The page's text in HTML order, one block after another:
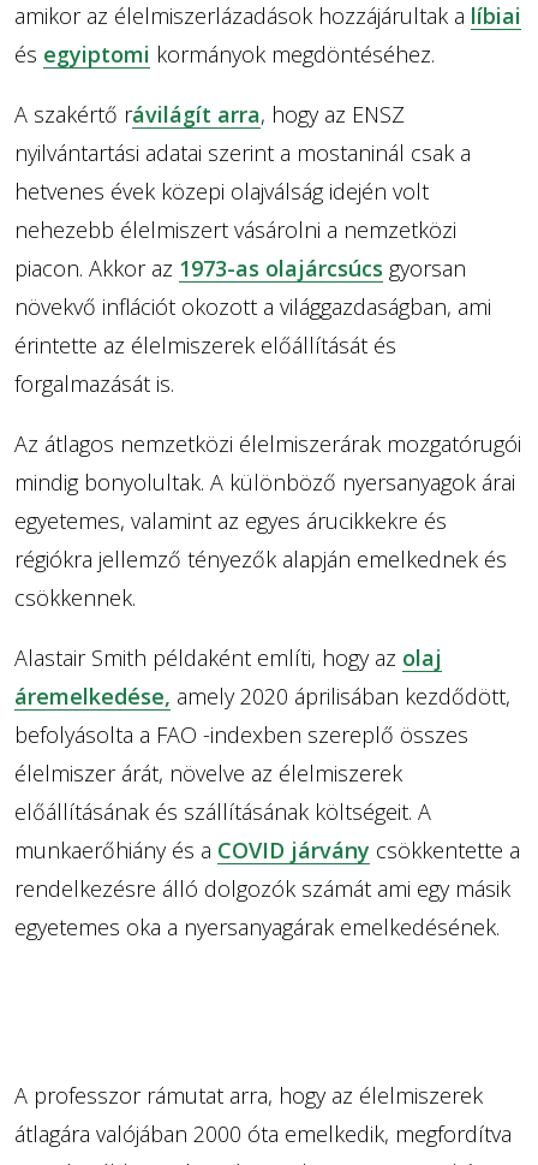
amikor az élelmiszerlázadások hozzájárultak a líbiai
és egyiptomi kormányok megdöntéséhez.
A szakértő rávilágít arra, hogy az ENSZ
nyilvántartási adatai szerint a mostaninál csak a
hetvenes évek közepi olajválság idején volt
nehezebb élelmiszert vásárolni a nemzetközi
piacon. Akkor az 1973-as olajárcsúcs gyorsan
növekvő inflációt okozott a világgazdaságban, ami
érintette az élelmiszerek előállítását és
forgalmazását is.
Az átlagos nemzetközi élelmiszerárak mozgatórugói
mindig bonyolultak. A különböző nyersanyagok árai
egyetemes, valamint az egyes árucikkekre és
régiókra jellemző tényezők alapján emelkednek és
csökkennek.
Alastair Smith példaként említi, hogy az olaj
áremelkedése, amely 2020 áprilisában kezdődött,
befolyásolta a FAO -indexben szereplő összes
élelmiszer árát, növelve az élelmiszerek
előállításának és szállításának költségeit. A
munkaerőhiány és a COVID járvány csökkentette a
rendelkezésre álló dolgozók számát ami egy másik
egyetemes oka a nyersanyagárak emelkedésének.
A professzor rámutat arra, hogy az élelmiszerek
átlagára valójában 2000 óta emelkedik, megfordítva